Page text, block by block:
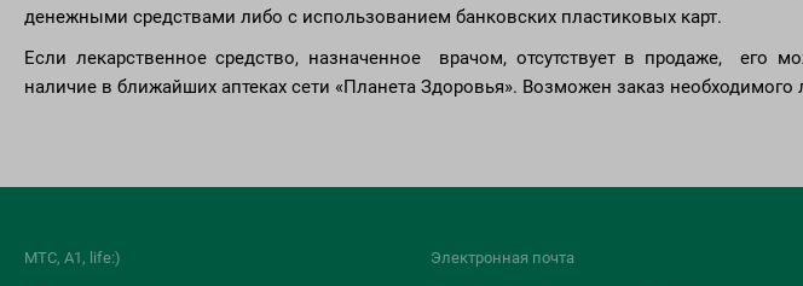
денежными средствами либо с использованием банковских пластиковых карт.
Если лекарственное средство, назначенное врачом, отсутствует в продаже, его
наличие в ближайших аптеках сети «Планета Здоровья». Возможен заказ необходимого
МТС, A1, life:) Электронная почта